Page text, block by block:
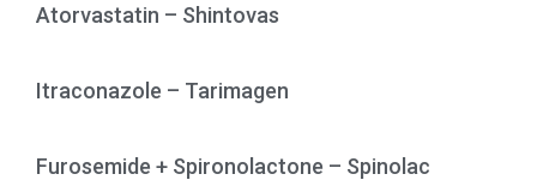
Atorvastatin – Shintovas
Itraconazole – Tarimagen
Furosemide + Spironolactone – Spinolac